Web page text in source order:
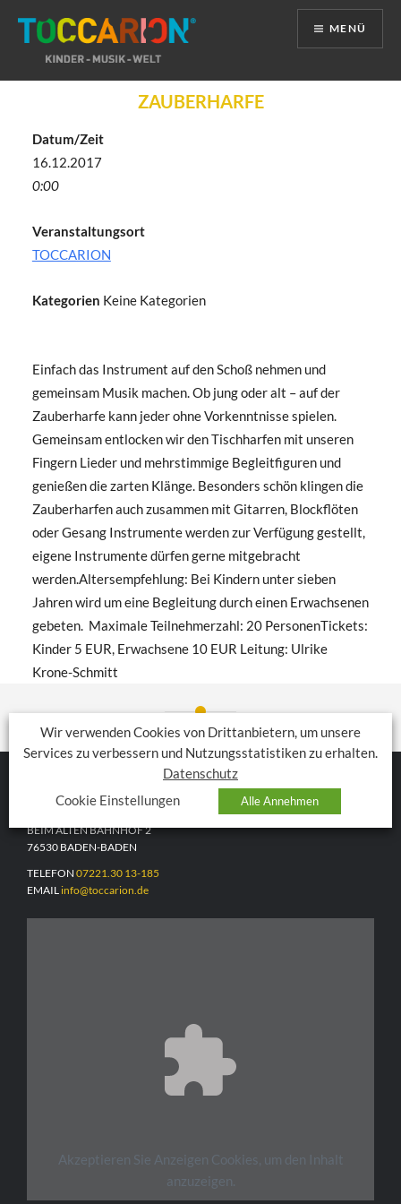
MENÜ
Inhalt
ZAUBERHARFE
Datum/Zeit
16.12.2017
0:00
Veranstaltungsort
TOCCARION
Kategorien Keine Kategorien
Einfach das Instrument auf den Schoß nehmen und
gemeinsam Musik machen. Ob jung oder alt – auf der
Zauberharfe kann jeder ohne Vorkenntnisse spielen.
Gemeinsam entlocken wir den Tischharfen mit unseren
Fingern Lieder und mehrstimmige Begleitfiguren und
genießen die zarten Klänge. Besonders schön klingen die
Zauberharfen auch zusammen mit Gitarren, Blockflöten
oder Gesang Instrumente werden zur Verfügung gestellt,
eigene Instrumente dürfen gerne mitgebracht
werden.Altersempfehlung: Bei Kindern unter sieben
Jahren wird um eine Begleitung durch einen Erwachsenen
gebeten. Maximale Teilnehmerzahl: 20 PersonenTickets:
Kinder 5 EUR, Erwachsene 10 EUR Leitung: Ulrike
Krone-Schmitt
BEIM ALTEN BAHNHOF 2
76530 BADEN-BADEN
TELEFON 07221.30 13-185
EMAIL info@toccarion.de
Akzeptieren Sie Anzeigen Cookies, um den Inhalt
anzuzeigen.
Wir verwenden Cookies von Drittanbietern, um unsere
Services zu verbessern und Nutzungsstatistiken zu erhalten.
Datenschutz
Cookie Einstellungen
Alle Annehmen